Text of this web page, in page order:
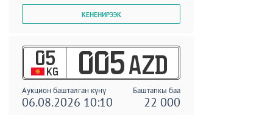
05
KG 005 AZD
Аукцион башталган күнү Баштапкы баа
06.08.2026 10:10 22 000